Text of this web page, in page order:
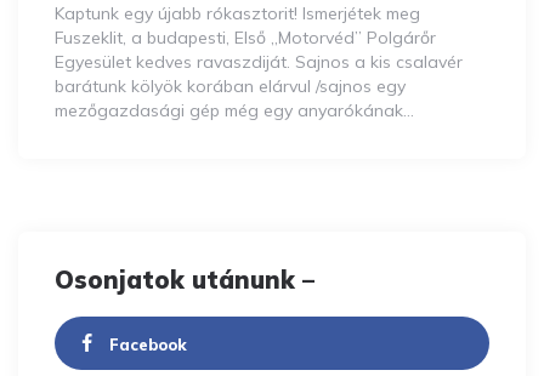
Kaptunk egy újabb rókasztorit! Ismerjétek meg
Fuszeklit, a budapesti, Első „Motorvéd” Polgárőr
Egyesület kedves ravaszdiját. Sajnos a kis csalavér
barátunk kölyök korában elárvul /sajnos egy
mezőgazdasági gép még egy anyarókának…
Osonjatok utánunk –
Facebook